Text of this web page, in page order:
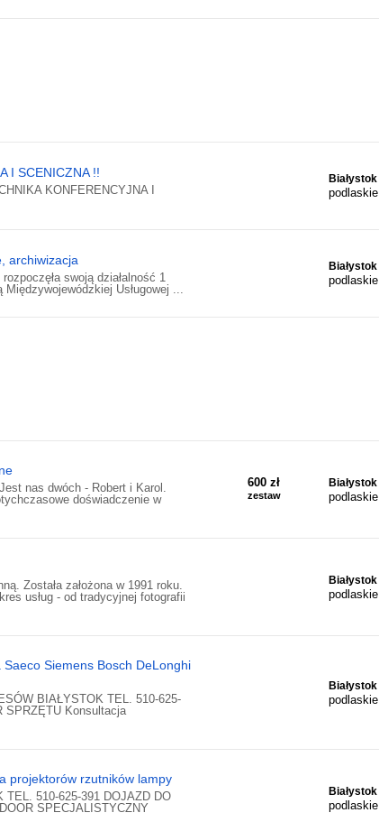
I SCENICZNA !!
KONFERENCYJNA I
Białystok
podlaskie
archiwizacja
swoją działalność 1
Usługowej ...
Białystok
podlaskie
nas dwóch - Robert i Karol.
doświadczenie w
600 zł
zestaw
Białystok
podlaskie
Została założona w 1991 roku.
usług - od tradycyjnej fotografii
Białystok
podlaskie
Siemens Bosch DeLonghi
BIAŁYSTOK TEL. 510-625-
SPRZĘTU Konsultacja
Białystok
podlaskie
projektorów rzutników lampy
510-625-391 DOJAZD DO
SPECJALISTYCZNY
Białystok
podlaskie